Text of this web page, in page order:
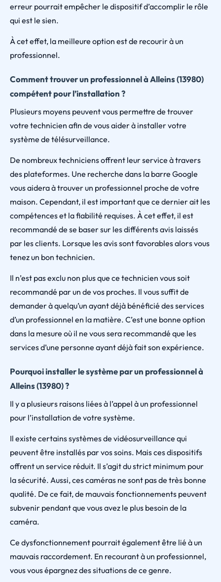
erreur pourrait empêcher le dispositif d’accomplir le rôle
qui est le sien.
À cet effet, la meilleure option est de recourir à un
professionnel.
Comment trouver un professionnel à Alleins (13980)
compétent pour l’installation ?
Plusieurs moyens peuvent vous permettre de trouver
votre technicien afin de vous aider à installer votre
système de télésurveillance.
De nombreux techniciens offrent leur service à travers
des plateformes. Une recherche dans la barre Google
vous aidera à trouver un professionnel proche de votre
maison. Cependant, il est important que ce dernier ait les
compétences et la fiabilité requises. À cet effet, il est
recommandé de se baser sur les différents avis laissés
par les clients. Lorsque les avis sont favorables alors vous
tenez un bon technicien.
Il n’est pas exclu non plus que ce technicien vous soit
recommandé par un de vos proches. Il vous suffit de
demander à quelqu’un ayant déjà bénéficié des services
d’un professionnel en la matière. C’est une bonne option
dans la mesure où il ne vous sera recommandé que les
services d’une personne ayant déjà fait son expérience.
Pourquoi installer le système par un professionnel à
Alleins (13980) ?
Il y a plusieurs raisons liées à l’appel à un professionnel
pour l’installation de votre système.
Il existe certains systèmes de vidéosurveillance qui
peuvent être installés par vos soins. Mais ces dispositifs
offrent un service réduit. Il s’agit du strict minimum pour
la sécurité. Aussi, ces caméras ne sont pas de très bonne
qualité. De ce fait, de mauvais fonctionnements peuvent
subvenir pendant que vous avez le plus besoin de la
caméra.
Ce dysfonctionnement pourrait également être lié à un
mauvais raccordement. En recourant à un professionnel,
vous vous épargnez des situations de ce genre.